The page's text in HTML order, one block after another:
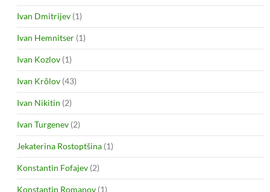
Ivan Dmitrijev (1)
Ivan Hemnitser (1)
Ivan Kozlov (1)
Ivan Krõlov (43)
Ivan Nikitin (2)
Ivan Turgenev (2)
Jekaterina Rostoptšina (1)
Konstantin Fofajev (2)
Konstantin Romanov (1)